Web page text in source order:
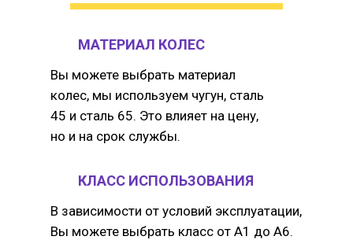
МАТЕРИАЛ КОЛЕС
Вы можете выбрать материал
колес, мы используем чугун, сталь
45 и сталь 65. Это влияет на цену,
но и на срок службы.
КЛАСС ИСПОЛЬЗОВАНИЯ
В зависимости от условий эксплуатации,
Вы можете выбрать класс от А1 до А6.